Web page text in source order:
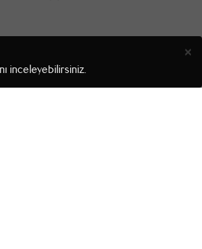
×
inceleyebilirsiniz.